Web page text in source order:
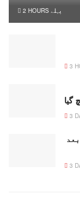
2 HOURS پہلے